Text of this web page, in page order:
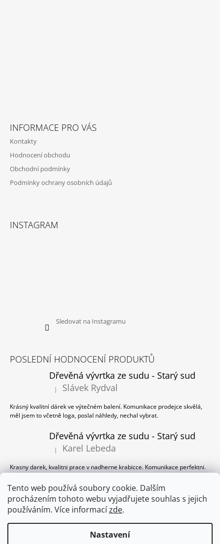
Tento web používá soubory cookie. Dalším
procházením tohoto webu vyjadřujete souhlas s jejich
používáním. Více informacízde.
Nastavení
INFORMACE PRO VÁS
Kontakty
Hodnocení obchodu
Obchodní podmínky
Podmínky ochrany osobních údajů
INSTAGRAM
Sledovat na Instagramu
POSLEDNÍ HODNOCENÍ PRODUKTŮ
Dřevěná vývrtka ze sudu - Starý sud
Hodnocení produktu je 5 z 5 hvězdiček.
| Slávek Rydval
Krásný kvalitní dárek ve výtečném balení. Komunikace prodejce skvělá,
měl jsem to včetně loga, poslal náhledy, nechal vybrat.
Dřevěná vývrtka ze sudu - Starý sud
Hodnocení produktu je 5 z 5 hvězdiček.
| Karel Lebeda
Krasny darek, kvalitni prace v nadherne krabicce. Komunikace perfektni.
Dřevěná vývrtka ze sudu - Starý sud
Hodnocení produktu je 5 z 5 hvězdiček.
| Milan Panzer